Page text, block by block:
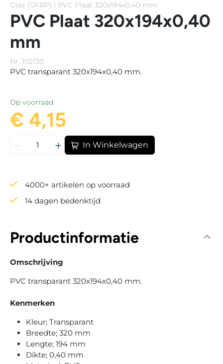
Glas (GFRP)
PVC Plaat 320x194x0,40 mm
PVC Plaat 320x194x0,40
mm
Nr. 102130
PVC transparant 320x194x0,40 mm.
Op voorraad
€ 4,15
In Winkelwagen
4000+ artikelen op voorraad
14 dagen bedenktijd
Productinformatie
Omschrijving
PVC transparant 320x194x0,40 mm.
Kenmerken
Kleur; Transparant
Breedte; 320 mm
Lengte; 194 mm
Dikte; 0,40 mm